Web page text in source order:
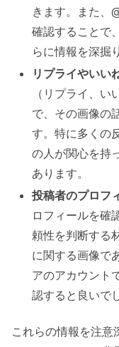
きます。また、
確認することで
らに情報を深掘
リプライやいい
（リプライ、
で、その画像の
す。特に多くの
の人が関心を持
あります。
投稿者のプロフ
ロフィールを確
頼性を判断する
に関する画像で
アのアカウント
認すると良いで
これらの情報を注意